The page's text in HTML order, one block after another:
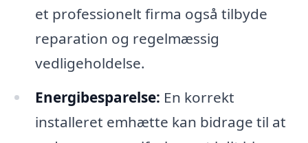
et professionelt firma også tilbyde
reparation og regelmæssig
vedligeholdelse.
Energibesparelse: En korrekt
installeret emhætte kan bidrage til at